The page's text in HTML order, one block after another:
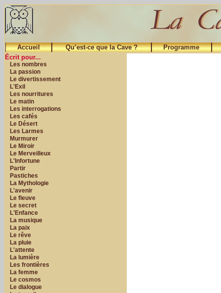
Accueil Qu’est-ce que la Cave ?
Programme
Écrit pour...
Les nombres
La passion
Le divertissement
L'Exil
Les nourritures
Le matin
Les interrogations
Les cafés
Le Désert
Les Larmes
Murmurer
Le Miroir
Le Merveilleux
L'Infortune
Partir
Pastiches
La Mythologie
L'avenir
Le fleuve
Le secret
L'Enfance
La musique
La paix
Le rêve
La pluie
L'attente
La lumière
Les frontières
La femme
Le cosmos
Le dialogue